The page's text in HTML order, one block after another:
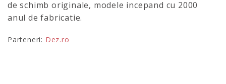
de schimb originale, modele incepand cu 2000
anul de fabricatie.
Parteneri: Dez.ro